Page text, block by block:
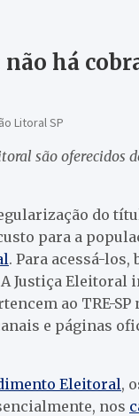
há
Litoral SP
são oferecidos
do
para a
. Para acessá-
Justiça
ao TRE-
e páginas
Eleitoral,
nos